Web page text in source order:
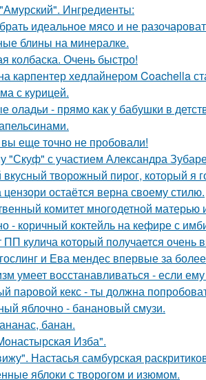
Ингредиенты:
идеальное мясо и не
блины на минералке.
колбаска. Очень быстро!
карпентер хедлайнером Coachella
с курицей.
оладьи - прямо как у бабушки в
вы еще точно не пробовали!
"Скуф" с участием Александра
творожный пирог, который я
цензори остаётся верна своему стилю.
комитет многодетной матерью
- коричный коктейль на кефире с
ПП кулича который получается очень
и Ева мендес впервые за
умеет восстанавливаться - если
паровой кекс - ты должна
яблочно - банановый смузи.
банан.
Изба".
Настасья самбурская
яблоки с творогом и изюмом.